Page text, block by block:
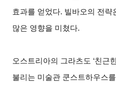
효과를 얻었다. 빌바오의 전략
많은 영향을 미쳤다.
오스트리아의 그라츠도 ‘친근
불리는 미술관 쿤스트하우스